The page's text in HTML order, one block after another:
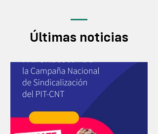
Últimas noticias